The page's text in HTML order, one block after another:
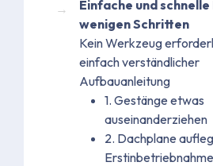
Einfache und
wenigen Schritten
Kein Werkzeug
einfach verständlicher
Aufbauanleitung
1. Gestänge etwas
auseinanderziehen
2. Dachplane